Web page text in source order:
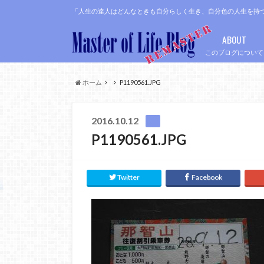
「人生の達人はどんなときも自分らしく生き、自分色の人生を持
このブログについて
ABOUT
ホーム P1190561.JPG
2016.10.12
P1190561.JPG
Twitter Facebook